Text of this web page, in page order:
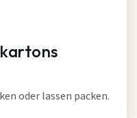
oder lassen packen.